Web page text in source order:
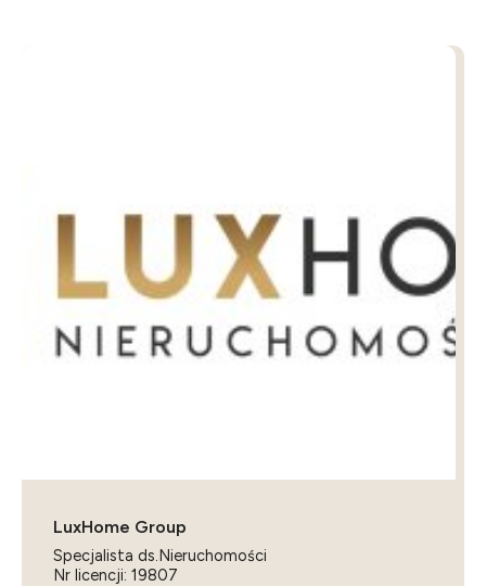
LuxHome Group
Specjalista ds.Nieruchomości
Nr licencji: 19807